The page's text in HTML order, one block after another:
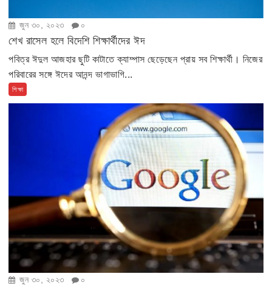
জুন ৩০, ২০২৩ ০
শেখ রাসেল হলে বিদেশি শিক্ষার্থীদের ঈদ
পবিত্র ঈদুল আজহার ছুটি কাটাতে ক্যাম্পাস ছেড়েছেন প্রায় সব শিক্ষার্থী। নিজের
পরিবারের সঙ্গে ঈদের আনন্দ ভাগাভাগি...
শিক্ষা
জুন ৩০, ২০২৩ ০